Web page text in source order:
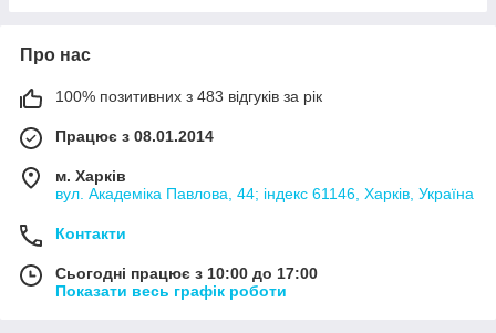
Про нас
100% позитивних з 483 відгуків за рік
Працює з 08.01.2014
м. Харків
вул. Академіка Павлова, 44; індекс 61146, Харків, Україна
Контакти
Сьогодні працює з 10:00 до 17:00
Показати весь графік роботи